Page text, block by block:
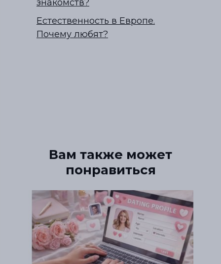
знакомств?
Естественность в Европе.
Почему любят?
Вам также может
понравиться